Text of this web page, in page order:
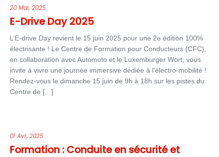
20 Mai, 2025
E-Drive Day 2025
L’E-drive Day revient le 15 juin 2025 pour une 2e édition 100%
électrisante ! Le Centre de Formation pour Conducteurs (CFC),
en collaboration avec Automoto et le Luxemburger Wort, vous
invite à vivre une journée immersive dédiée à l’électro-mobilité !
Rendez-vous le dimanche 15 juin de 9h à 18h sur les pistes du
Centre de […]
01 Avr, 2025
Formation : Conduite en sécurité et